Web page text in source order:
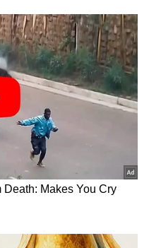
ವಯಸ್ಸಿನಲ್ಲಿ ಹೆಚ್ಚಿನ
ಹೇಳುತ್ತಾರೆ.